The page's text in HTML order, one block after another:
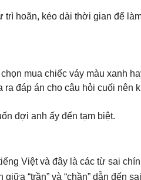
hoãn, kéo dài thời gian để
mua chiếc váy màu xanh
đáp án cho câu hỏi cuối nên
đợi anh ấy đến tạm biệt.
Việt và đây là các từ sai
“trần” và “chần” dẫn đến